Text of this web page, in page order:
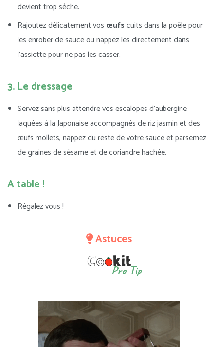
devient trop sèche.
Rajoutez délicatement vos œufscuits dans la poêle pour
les enrober de sauce ou nappez les directement dans
l’assiette pour ne pas les casser.
3. Le dressage
Servez sans plus attendre vos escalopes d’aubergine
laquées à la Japonaise accompagnés de riz jasmin et des
œufs mollets, nappez du reste de votre sauce et parsemez
de graines de sésame et de coriandre hachée.
A table !
Régalez vous !
Astuces
Pro Tip